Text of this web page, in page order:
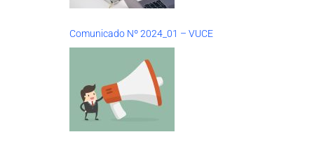
Comunicado Nº 2024_01 – VUCE